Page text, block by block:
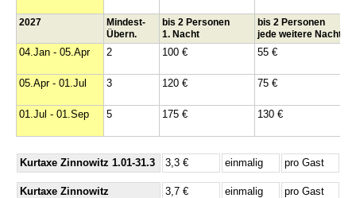
2027
Mindest-
Übern.
bis 2 Personen
1. Nacht
bis 2 Personen
jede weitere Nacht
04.Jan - 05.Apr 2 100 € 55 €
05.Apr - 01.Jul
3 120 € 75 €
01.Jul - 01.Sep
5 175 € 130 €
Kurtaxe Zinnowitz 1.01-31.3 3,3 € einmalig pro Gast
Kurtaxe Zinnowitz 3,7 € einmalig pro Gast